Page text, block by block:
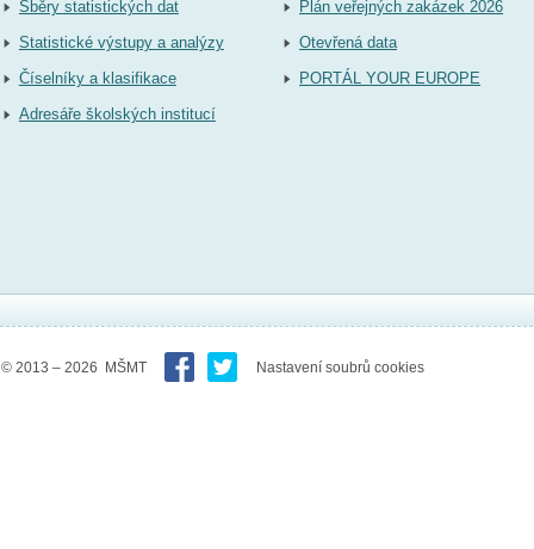
Sběry statistických dat
Statistické výstupy a analýzy
Číselníky a klasifikace
Adresáře školských institucí
Plán veřejných zakázek 2026
Otevřená data
PORTÁL YOUR EUROPE
© 2013 – 2026 MŠMT Nastavení soubrů cookies